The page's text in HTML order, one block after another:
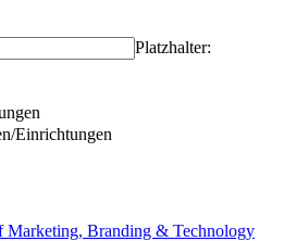
Platzhalter:
Einrichtungen
Marketing, Branding & Technology